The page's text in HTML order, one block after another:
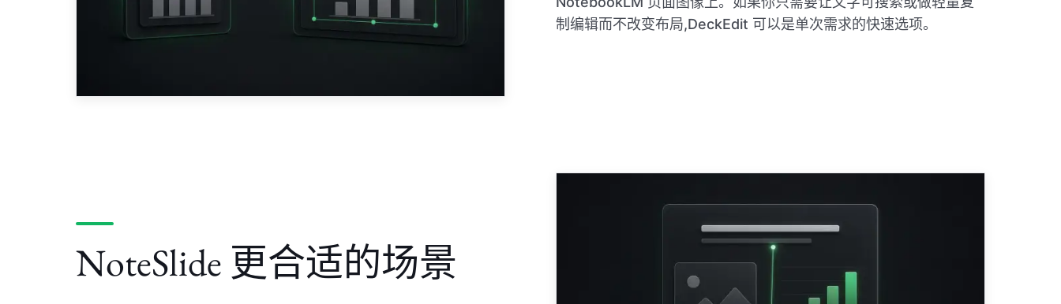
制编辑而不改变布局,DeckEdit 可以是单次需求的快速选项。
NoteSlide 更合适的场景